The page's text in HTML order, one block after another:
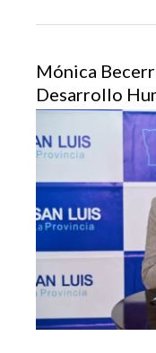
Mónica
Desarrollo